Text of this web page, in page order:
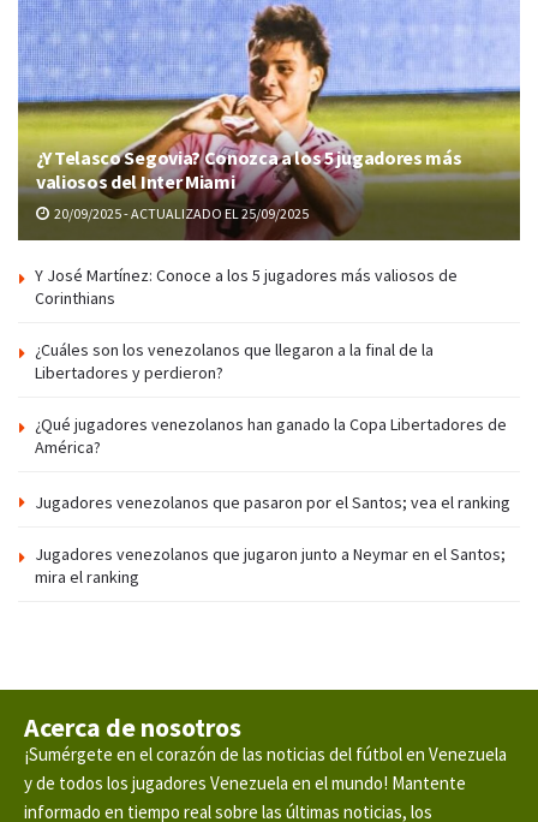
¿Y Telasco Segovia? Conozca a los 5 jugadores más
valiosos del Inter Miami
20/09/2025 - ACTUALIZADO EL 25/09/2025
Y José Martínez: Conoce a los 5 jugadores más valiosos de
Corinthians
¿Cuáles son los venezolanos que llegaron a la final de la
Libertadores y perdieron?
¿Qué jugadores venezolanos han ganado la Copa Libertadores de
América?
Jugadores venezolanos que pasaron por el Santos; vea el ranking
Jugadores venezolanos que jugaron junto a Neymar en el Santos;
mira el ranking
Acerca de nosotros
¡Sumérgete en el corazón de las noticias del fútbol en Venezuela
y de todos los jugadores Venezuela en el mundo! Mantente
informado en tiempo real sobre las últimas noticias, los